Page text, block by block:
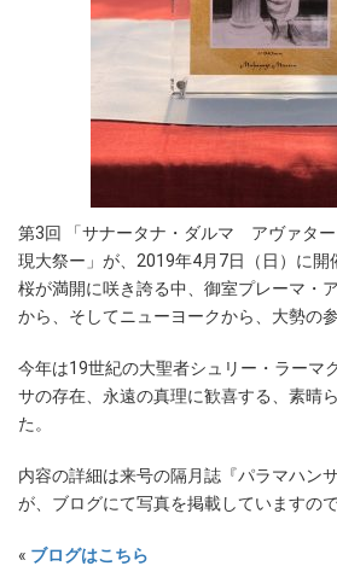
第3回 「サナータナ・ダルマ アヴァ
現大祭ー」が、2019年4月7日（日）に開
桜が満開に咲き誇る中、御室プレーマ・
から、そしてニューヨークから、大勢の
今年は19世紀の大聖者シュリー・ラーマ
サの存在、永遠の真理に歓喜する、素晴
た。
内容の詳細は来号の隔月誌『パラマハン
が、ブログにて写真を掲載していますの
« ブログはこちら